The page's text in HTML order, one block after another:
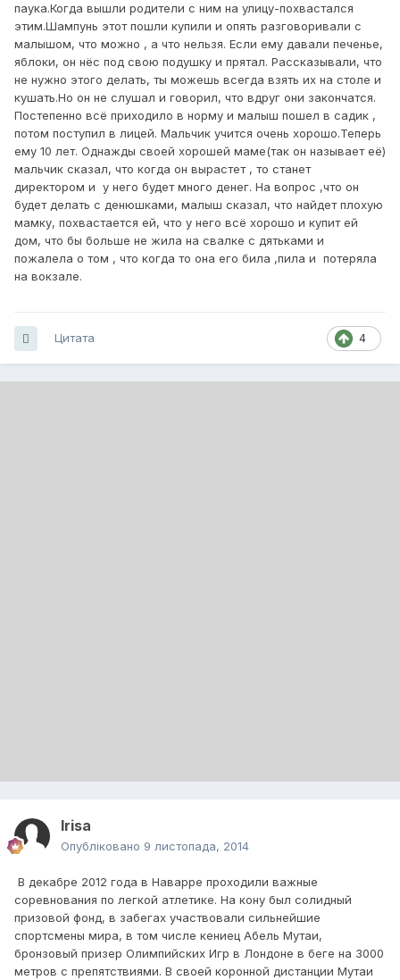
паука.Когда вышли родители с ним на улицу-похвастался
этим.Шампунь этот пошли купили и опять разговоривали с
малышом, что можно , а что нельзя. Если ему давали печенье,
яблоки, он нёс под свою подушку и прятал. Рассказывали, что
не нужно этого делать, ты можешь всегда взять их на столе и
кушать.Но он не слушал и говорил, что вдруг они закончатся.
Постепенно всё приходило в норму и малыш пошел в садик ,
потом поступил в лицей. Мальчик учится очень хорошо.Теперь
ему 10 лет. Однажды своей хорошей маме(так он называет её)
мальчик сказал, что когда он вырастет , то станет
директором и у него будет много денег. На вопрос ,что он
будет делать с денюшками, малыш сказал, что найдет плохую
мамку, похвастается ей, что у него всё хорошо и купит ей
дом, что бы больше не жила на свалке с дятьками и
пожалела о том , что когда то она его била ,пила и потеряла
на вокзале.
4
Цитата
Irisa
Опубліковано 9 листопада, 2014
В декабре 2012 года в Наварре проходили важные
соревнования по легкой атлетике. На кону был солидный
призовой фонд, в забегах участвовали сильнейшие
спортсмены мира, в том числе кениец Абель Мутаи,
бронзовый призер Олимпийских Игр в Лондоне в беге на 3000
метров с препятствиями. В своей коронной дистанции Мутаи